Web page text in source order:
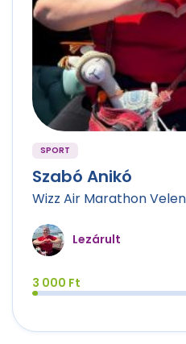
SPORT
Szabó Anikó
Wizz Air Marathon
Lezárult
3 000 Ft